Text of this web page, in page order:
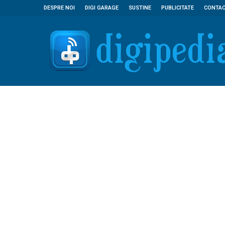
DESPRE NOI DIGI GARAGE SUSTINE PUBLICITATE